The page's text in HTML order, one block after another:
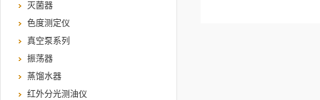
灭菌器
色度测定仪
真空泵系列
振荡器
蒸馏水器
红外分光测油仪